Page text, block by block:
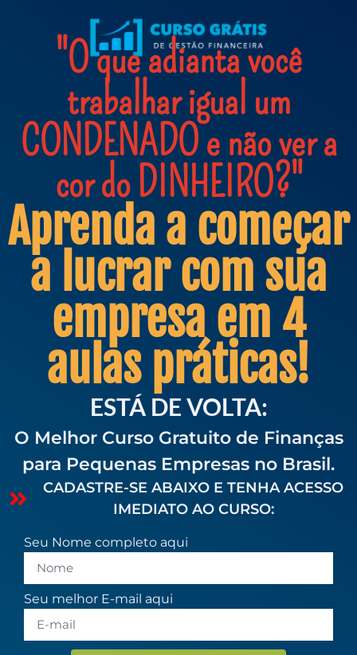
"O que adianta você
trabalhar igual um
CONDENADO e não ver a
cor do DINHEIRO?"
Aprenda a começar
a lucrar com sua
empresa em 4
aulas práticas!
ESTÁ DE VOLTA:
O Melhor Curso Gratuito de Finanças
para Pequenas Empresas no Brasil.
CADASTRE-SE ABAIXO E TENHA ACESSO
IMEDIATO AO CURSO:
Seu Nome completo aqui
Seu melhor E-mail aqui